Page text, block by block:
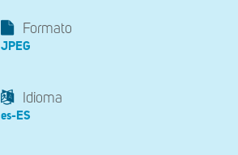
Formato
JPEG
Idioma
es-ES